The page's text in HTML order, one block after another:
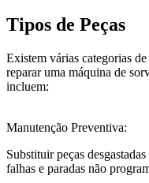
Tipos de Peças
Existem várias categorias
reparar uma máquina de
incluem:
Manutenção Preventiva:
Substituir peças
falhas e paradas não